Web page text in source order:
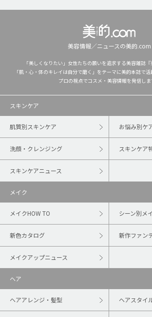
美容情報／ニュースの美的.com
「美しくなりたい」女性たちの願いを追求する美容雑誌『
「肌・心・体のキレイは自分で磨く」をテーマに美的本誌で
プロの視点でコスメ・美容情報を発信しま
スキンケア
肌質別スキンケア お悩み別ケ
洗顔・クレンジング スキンケア
スキンケアニュース
メイク
メイクHOW TO シーン別メ
新色カタログ 新作ファン
メイクアップニュース
ヘア
ヘアアレンジ・髪型 ヘアスタイ